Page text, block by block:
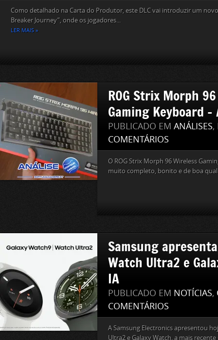
Como detalhado na Carta do Produtor, este DLC vai introduzir um
Breaker Journey”, onde os jogadores...
LER MAIS »
ROG Strix Morph
Gaming Keyboard –
PUBLICADO EM ANÁLISES,
COMENTÁRIOS
O ROG Strix Morph 96 Wireless
muito completo, bonito e de boa
Samsung
Watch Ultra2 e
IA
PUBLICADO EM NOTÍCIAS,
COMENTÁRIOS
A Samsung Electronics apresentou
Ultra2 e Galaxy Watch, a mais